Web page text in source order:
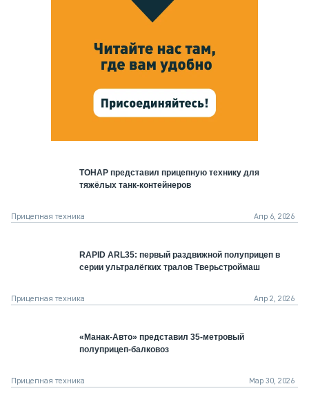
ТОНАР представил прицепную технику для
тяжёлых танк-контейнеров
Прицепная техника Апр 6, 2026
RAPID ARL35: первый раздвижной полуприцеп в
серии ультралёгких тралов Тверьстроймаш
Прицепная техника Апр 2, 2026
«Манак-Авто» представил 35-метровый
полуприцеп-балковоз
Прицепная техника Мар 30, 2026